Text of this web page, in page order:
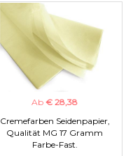
Ab € 28,38
Cremefarben Seidenpapier,
Qualität MG 17 Gramm
Farbe-Fast.